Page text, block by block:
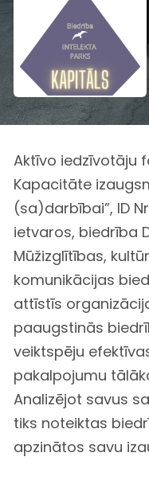
Aktīvo iedzīvotāju
Kapacitāte
(sa)darbībai”, ID
ietvaros, biedrība
Mūžizglītības,
komunikācijas
attīstīs
paaugstinās
veiktspēju
pakalpojumu
Analizējot savus
tiks noteiktas
apzinātos savu